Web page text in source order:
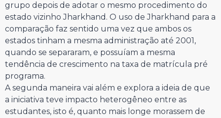
grupo depois de adotar o mesmo procedimento do
estado vizinho Jharkhand. O uso de Jharkhand para a
comparação faz sentido uma vez que ambos os
estados tinham a mesma administração até 2001,
quando se separaram, e possuíam a mesma
tendência de crescimento na taxa de matrícula pré
programa.
A segunda maneira vai além e explora a ideia de que
a iniciativa teve impacto heterogêneo entre as
estudantes, isto é, quanto mais longe morassem de